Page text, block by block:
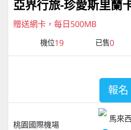
亞界行旅-珍愛斯里蘭
贈送網卡，每日500MB
機位19 已售0
桃園國際機場
馬來
報名